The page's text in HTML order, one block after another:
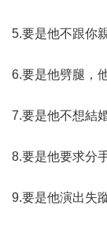
5.要是他不跟你
6.要是他劈腿，
7.要是他不想結
8.要是他要求分
9.要是他演出失